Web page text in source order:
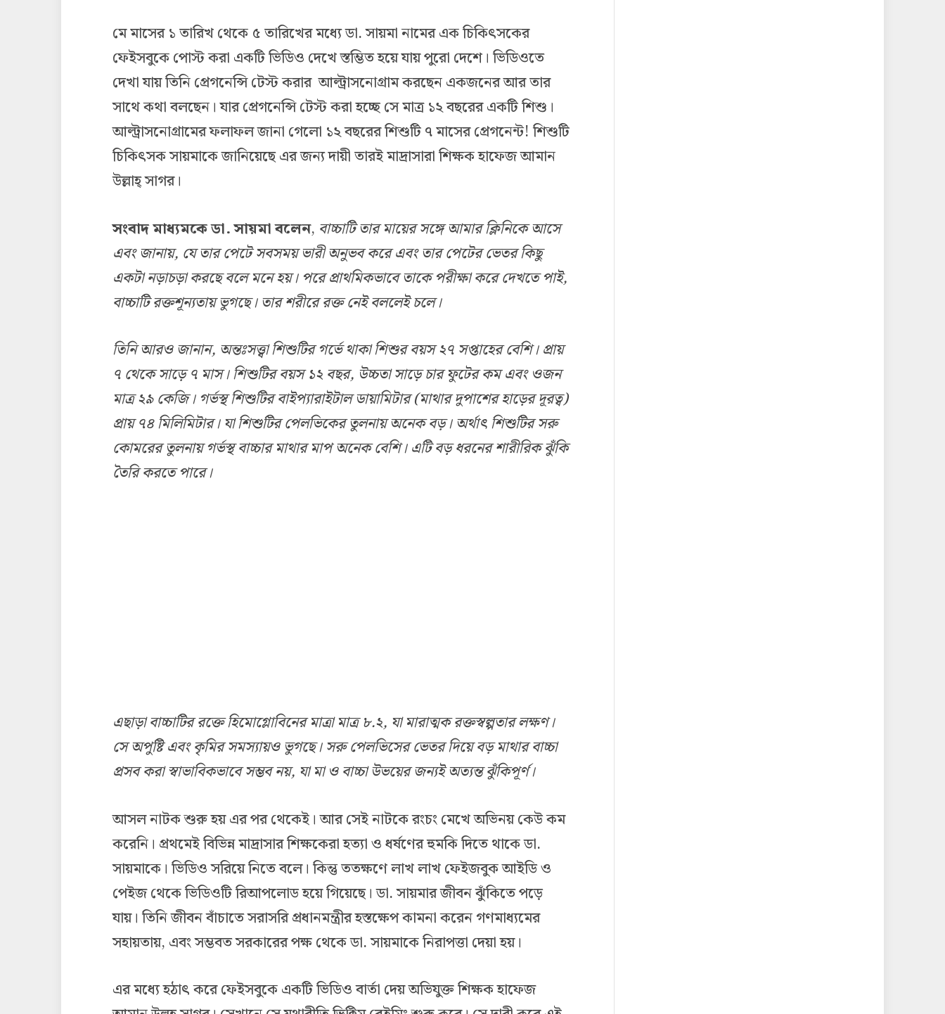
মে মাসের ১ তারিখ থেকে ৫ তারিখের মধ্যে ডা. সায়মা নামের এক চিকিৎসকের
ফেইসবুকে পোস্ট করা একটি ভিডিও দেখে স্তম্ভিত হয়ে যায় পুরো দেশে। ভিডিওতে
দেখা যায় তিনি প্রেগনেন্সি টেস্ট করার আল্ট্রাসনোগ্রাম করছেন একজনের আর তার
সাথে কথা বলছেন। যার প্রেগনেন্সি টেস্ট করা হচ্ছে সে মাত্র ১২ বছরের একটি শিশু।
আল্ট্রাসনোগ্রামের ফলাফল জানা গেলো ১২ বছরের শিশুটি ৭ মাসের প্রেগনেন্ট! শিশুটি
চিকিৎসক সায়মাকে জানিয়েছে এর জন্য দায়ী তারই মাদ্রাসারা শিক্ষক হাফেজ আমান
উল্লাহ্ সাগর।
সংবাদ মাধ্যমকে ডা.সায়মাবলেন, বাচ্চাটি তার মায়ের সঙ্গে আমারক্লিনিকে আসে
এবং জানায়, যে তার পেটে সবসময় ভারী অনুভব করে এবং তার পেটের ভেতরকিছু
একটা নড়াচড়া করছে বলে মনে হয়। পরে প্রাথমিকভাবে তাকে পরীক্ষা করে দেখতে পাই,
বাচ্চাটি রক্তশূন্যতায় ভুগছে। তার শরীরে রক্ত নেই বললেই চলে।
তিনি আরও জানান, অন্তঃসত্ত্বাশিশুটির গর্ভে থাকাশিশুর বয়স ২৭ সপ্তাহের বেশি।প্রায়
৭ থেকে সাড়ে ৭ মাস।শিশুটির বয়স ১২ বছর, উচ্চতা সাড়ে চার ফুটের কম এবং ওজন
মাত্র ২৯ কেজি। গর্ভস্থশিশুটির বাইপ্যারাইটাল ডায়ামিটার(মাথার দুপাশের হাড়ের দূরত্ব)
প্রায় ৭৪মিলিমিটার। যাশিশুটির পেলভিকের তুলনায় অনেক বড়। অর্থাৎশিশুটির সরু
কোমরের তুলনায় গর্ভস্থ বাচ্চার মাথার মাপ অনেক বেশি। এটি বড় ধরনের শারীরিক ঝুঁকি
তৈরি করতে পারে।
এছাড়া বাচ্চাটির রক্তেহিমোগ্লোবিনের মাত্রা মাত্র ৮.২, যা মারাত্মক রক্তস্বল্পতারলক্ষণ।
সে অপুষ্টি এবং কৃমির সমস্যায়ও ভুগছে। সরু পেলভিসের ভেতরদিয়ে বড় মাথার বাচ্চা
প্রসব করা স্বাভাবিকভাবে সম্ভব নয়, যা মা ও বাচ্চা উভয়ের জন্যই অত্যন্ত ঝুঁকিপূর্ণ।
আসল নাটক শুরু হয় এর পর থেকেই। আর সেই নাটকে রংচং মেখে অভিনয় কেউ কম
করেনি। প্রথমেই বিভিন্ন মাদ্রাসার শিক্ষকেরা হত্যা ও ধর্ষণের হুমকি দিতে থাকে ডা.
সায়মাকে। ভিডিও সরিয়ে নিতে বলে। কিন্তু ততক্ষণে লাখ লাখ ফেইজবুক আইডি ও
পেইজ থেকে ভিডিওটি রিআপলোড হয়ে গিয়েছে। ডা. সায়মার জীবন ঝুঁকিতে পড়ে
যায়। তিনি জীবন বাঁচাতে সরাসরি প্রধানমন্ত্রীর হস্তক্ষেপ কামনা করেন গণমাধ্যমের
সহায়তায়, এবং সম্ভবত সরকারের পক্ষ থেকে ডা. সায়মাকে নিরাপত্তা দেয়া হয়।
এর মধ্যে হঠাৎ করে ফেইসবুকে একটি ভিডিও বার্তা দেয় অভিযুক্ত শিক্ষক হাফেজ